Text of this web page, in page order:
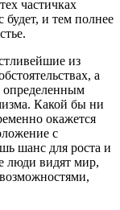
частичках
будет, и тем полнее
из
а
определенным
Какой бы ни
окажется
с
шанс для роста и
люди видят мир,